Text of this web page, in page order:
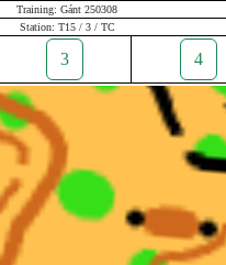
Training: Gánt 250308
Station: T15 / 3 / TC
3 4